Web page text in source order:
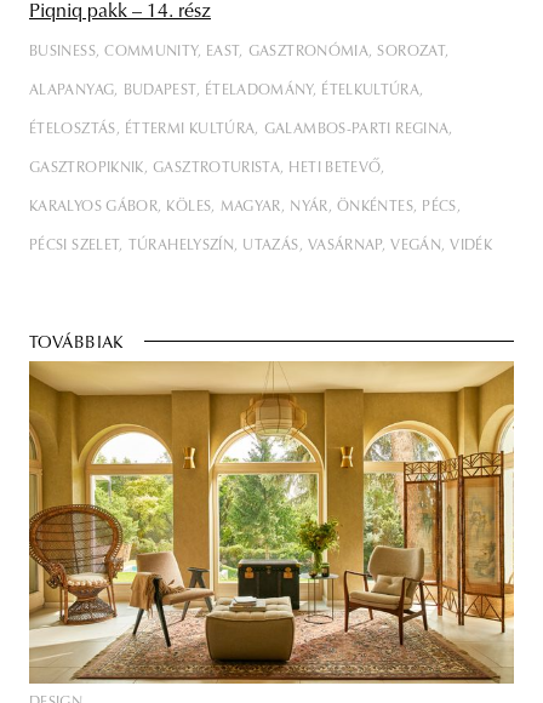
Piqniq pakk – 14. rész
BUSINESS COMMUNITY EAST GASZTRONÓMIA SOROZAT
ALAPANYAG BUDAPEST ÉTELADOMÁNY ÉTELKULTÚRA
ÉTELOSZTÁS ÉTTERMI KULTÚRA GALAMBOS-PARTI REGINA
GASZTROPIKNIK GASZTROTURISTA HETI BETEVŐ
KARALYOS GÁBOR KÖLES MAGYAR NYÁR ÖNKÉNTES PÉCS
PÉCSI SZELET TÚRAHELYSZÍN UTAZÁS VASÁRNAP VEGÁN VIDÉK
TOVÁBBIAK